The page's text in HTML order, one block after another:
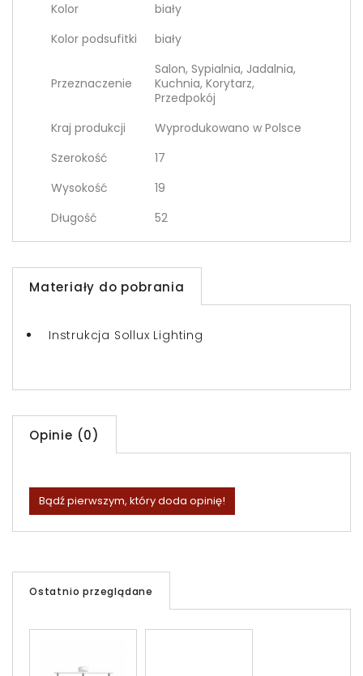
Kolor
biały
Kolor podsufitki
biały
Przeznaczenie
Salon, Sypialnia, Jadalnia,
Kuchnia, Korytarz,
Przedpokój
Kraj produkcji
Wyprodukowano w Polsce
Szerokość
17
Wysokość
19
Długość
52
Materiały do pobrania
Instrukcja Sollux Lighting
Opinie (0)
Bądź pierwszym, który doda opinię!
Ostatnio przeglądane